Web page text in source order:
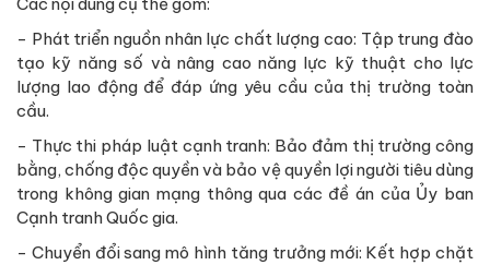
- Phát triển nguồn nhân lực chất lượng cao: Tập trung đào
tạo kỹ năng số và nâng cao năng lực kỹ thuật cho lực
lượng lao động để đáp ứng yêu cầu của thị trường toàn
cầu.
- Thực thi pháp luật cạnh tranh: Bảo đảm thị trường công
bằng, chống độc quyền và bảo vệ quyền lợi người tiêu dùng
trong không gian mạng thông qua các đề án của Ủy ban
Cạnh tranh Quốc gia.
- Chuyển đổi sang mô hình tăng trưởng mới: Kết hợp chặt